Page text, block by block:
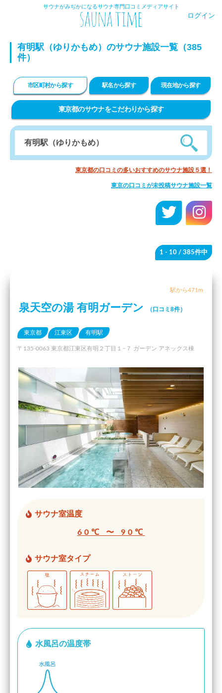
サウナがみぢかになるサウナ専門口コミメディアサイト
ログイン
有明駅（ゆりかもめ）のサウナ施設一覧（385
件）
市区町村から探す 駅名から探す 現在地から探す
東京都のサウナをこだわりから探す
東京都の口コミの多いおすすめのサウナ施設５選！
東京の口コミが未投稿サウナ施設一覧
1 - 10 / 385件中
駅から471m
泉天空の湯 有明ガーデン （口コミ8件）
東京都 江東区 有明駅
〒135-0063 東京都江東区有明２丁目１−７ ガーデン アネックス棟
サウナ室温度
60℃ 〜 90℃
サウナ室タイプ
水風呂の温度帯